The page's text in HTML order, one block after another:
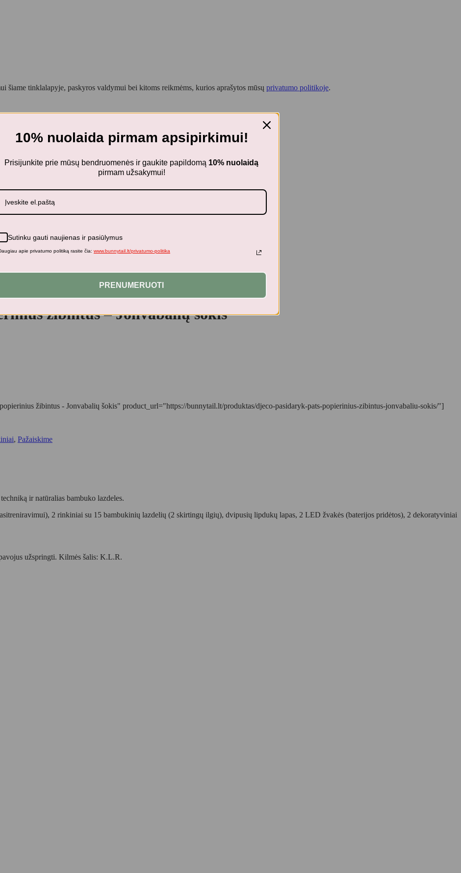
šiame tinklalapyje, paskyros valdymui bei kitoms reikmėms, kurios aprašytos mūsų privatumo politikoje.
DJECO Pasidaryk pats popierinius žibintus – Jonvabalių šokis
žibintus – Jonvabalių šokis
žibintus - Jonvabalių šokis" product_url="https://bunnytail.lt/produktas/djeco-pasidaryk-pats-popierinius-zibintus-jonvabaliu-sokis/"]
, Pažaiskime
ir natūralias bambuko lazdeles.
2 rinkiniai su 15 bambukinių lazdelių (2 skirtingų ilgių), dvipusių lipdukų lapas, 2 LED žvakės (baterijos pridėtos), 2 dekoratyviniai
užspringti. Kilmės šalis: K.L.R.
10% nuolaida pirmam apsipirkimui!
Prisijunkite prie mūsų bendruomenės ir gaukite papildomą 10% nuolaidą
pirmam užsakymui!
Sutinku gauti naujienas ir pasiūlymus
apie privatumo politiką rasite čia: www.bunnytail.lt/privatumo-politika
PRENUMERUOTI